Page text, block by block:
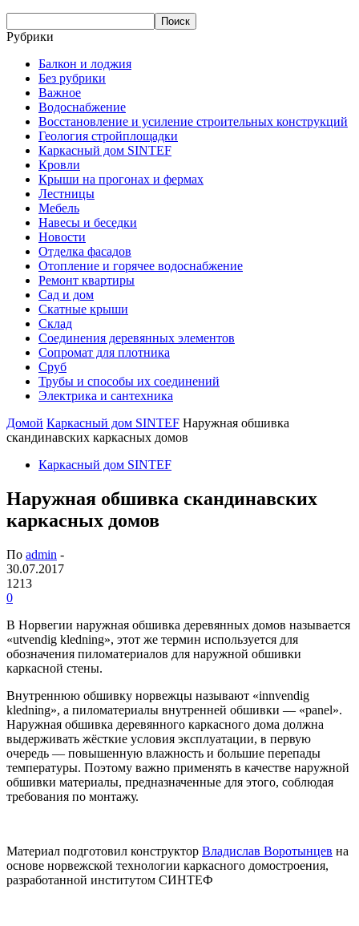
Рубрики
Балкон и лоджия
Без рубрики
Важное
Водоснабжение
Восстановление и усиление строительных конструкций
Геология стройплощадки
Каркасный дом SINTEF
Кровли
Крыши на прогонах и фермах
Лестницы
Мебель
Навесы и беседки
Новости
Отделка фасадов
Отопление и горячее водоснабжение
Ремонт квартиры
Сад и дом
Скатные крыши
Склад
Соединения деревянных элементов
Сопромат для плотника
Сруб
Трубы и способы их соединений
Электрика и сантехника
Домой Каркасный дом SINTEF Наружная обшивка
скандинавских каркасных домов
Каркасный дом SINTEF
Наружная обшивка скандинавских
каркасных домов
По admin -
30.07.2017
1213
0
В Норвегии наружная обшивка деревянных домов называется
«utvendig kledning», этот же термин используется для
обозначения пиломатериалов для наружной обшивки
каркасной стены.
Внутреннюю обшивку норвежцы называют «innvendig
kledning», а пиломатериалы внутренней обшивки — «panel».
Наружная обшивка деревянного каркасного дома должна
выдерживать жёсткие условия эксплуатации, в первую
очередь — повышенную влажность и большие перепады
температуры. Поэтому важно применять в качестве наружной
обшивки материалы, предназначенные для этого, соблюдая
требования по монтажу.
Материал подготовил конструктор Владислав Воротынцев на
основе норвежской технологии каркасного домостроения,
разработанной институтом СИНТЕФ